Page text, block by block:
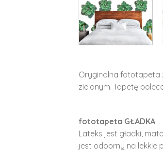
Oryginalna fototapeta
zielonym. Tapetę
fototapeta GŁADKA
Lateks jest gładki,
jest odporny na lekkie